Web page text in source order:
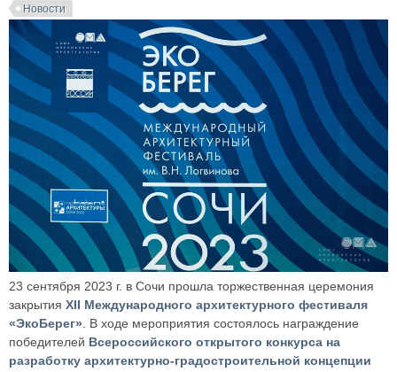
Новости
23 сентября 2023 г. в Сочи прошла торжественная церемония
закрытия XII Международного архитектурного фестиваля
«ЭкоБерег» . В ходе мероприятия состоялось награждение
победителей Всероссийского открытого конкурса на
разработку архитектурно-градостроительной концепции